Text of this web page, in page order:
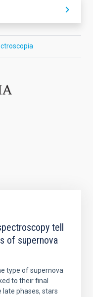
tell
of supernova
type of supernova
to their final
late phases, stars